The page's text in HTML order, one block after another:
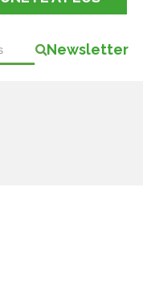
Newsletter